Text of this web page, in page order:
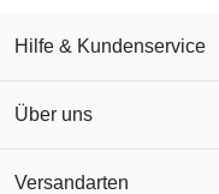
Hilfe & Kundenservice
Über uns
Versandarten